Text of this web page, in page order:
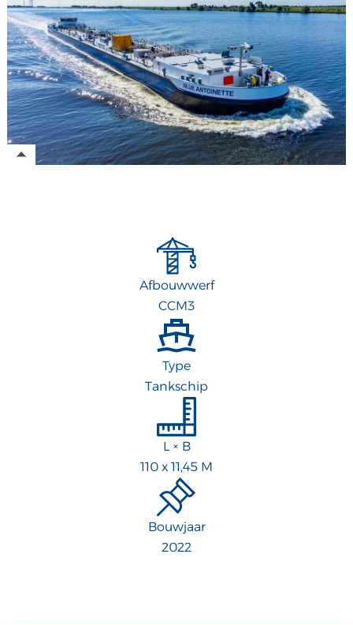
Afbouwwerf
CCM3
Type
Tankschip
L × B
110 x 11,45 M
Bouwjaar
2022